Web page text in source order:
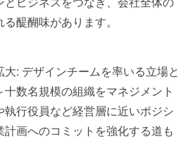
醍醐味があります。
大: デザインチームを率いる立場と
数名規模の組織をマネジメント
行役員など経営層に近いポジシ
計画へのコミットを強化する道も